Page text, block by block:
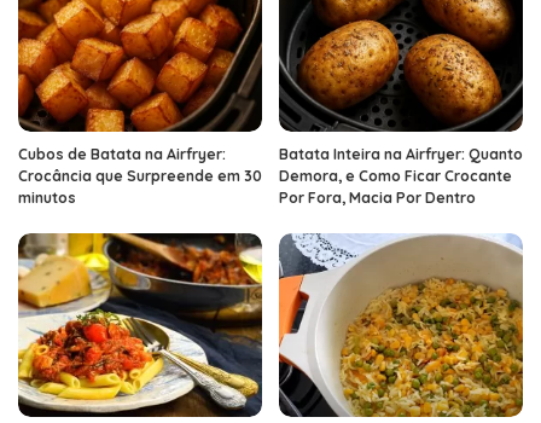
Cubos de Batata na Airfryer:
Crocância que Surpreende em 30
minutos
Batata Inteira na Airfryer: Quanto
Demora, e Como Ficar Crocante
Por Fora, Macia Por Dentro